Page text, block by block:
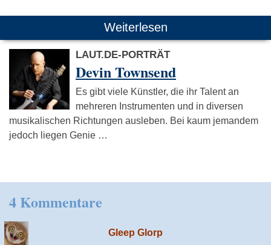
Weiterlesen
LAUT.DE-PORTRÄT
Devin Townsend
Es gibt viele Künstler, die ihr Talent an
mehreren Instrumenten und in diversen
musikalischen Richtungen ausleben. Bei kaum jemandem
jedoch liegen Genie …
4 Kommentare
Gleep Glorp